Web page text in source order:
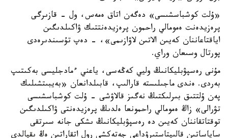
«ۇلت كوشباسشىسى» دەگەن اتاق ەمەس، ول - قازىرگى
پرەزيدەنت ەمومالي راحمون پرەزيدەنتتىك ۋاكىلدىگىن
اياقتاعاننان كەيىن الاتىن لاۋازىمى»، - دەپ تۇسىندىرەدى
پورتال وسىعان وراي.
مۇنى رەسپۋبليكانىڭ وليي كەڭەسى، ياعني ءمادجليسى بەكىتىپ
بەردى. ەندى ماجىلىستە قارالىپ، قابىلدانعان «بەيبىتشىلىك
پەن ۇلتتىق بىرلىكتىڭ نەگىز قالاۋشى - ۇلت كوشباسشىسى
تۋرالى» زاڭ ەمومالي راحمونعا ەلدىڭ پرەزيدەنتى ۋاكىلدىگىن
توقتاتقاننان كەيىن دە رەسپۋبليكانىڭ ىشكى جانە سىرتقى